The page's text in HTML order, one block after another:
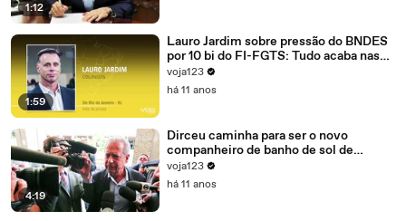
1:12
1:59
Lauro Jardim sobre pressão do BNDES
por 10 bi do FI-FGTS: Tudo acaba nas
mãos de Cunha
voja123
há 11 anos
4:19
Dirceu caminha para ser o novo
companheiro de banho de sol de
Marcelo Odebrecht e Cia.
voja123
há 11 anos